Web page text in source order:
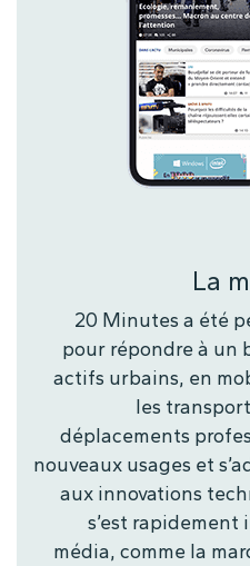
La
20 Minutes a été
pour répondre à un
actifs urbains, en
les
déplacements
nouveaux usages et
aux innovations
s’est rapidement
média, comme la